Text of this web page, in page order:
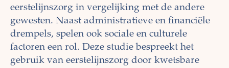
eerstelijnszorg in vergelijking met de andere
gewesten. Naast administratieve en financiële
drempels, spelen ook sociale en culturele
factoren een rol. Deze studie bespreekt het
gebruik van eerstelijnszorg door kwetsbare